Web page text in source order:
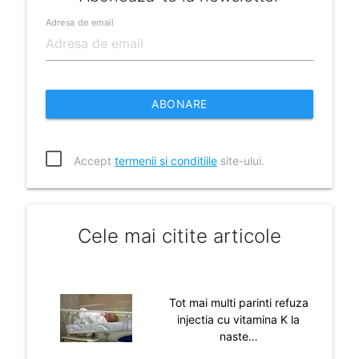
Adresa de email
ABONARE
Accept termenii si conditiilesite-ului.
Cele mai citite articole
Tot mai multi parinti refuza
injectia cu vitamina K la
naste…